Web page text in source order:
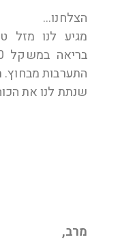
הצלחנו…
מגיע לנו מזל
התערבות מבחוץ.
שנתת לנו את
מרב,